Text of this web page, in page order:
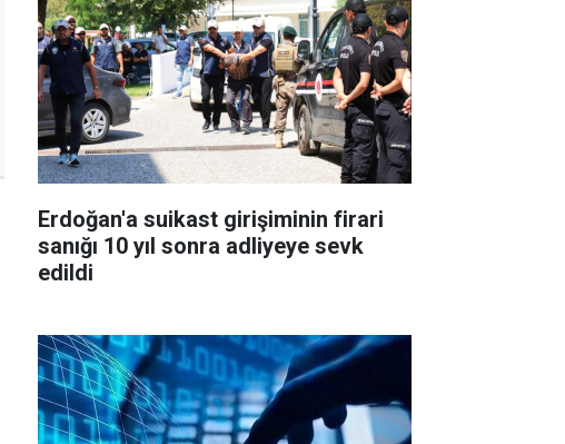
Erdoğan'a suikast girişiminin firari
sanığı 10 yıl sonra adliyeye sevk
edildi